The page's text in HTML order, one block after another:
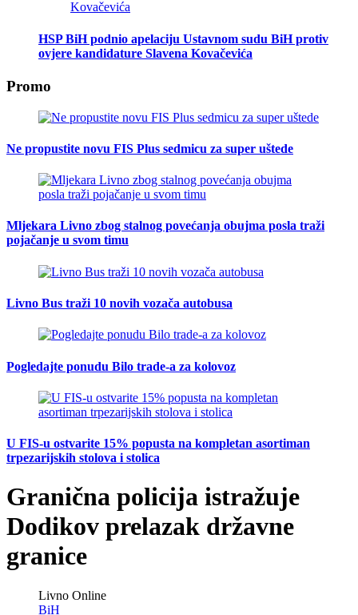
HSP BiH podnio apelaciju Ustavnom sudu BiH protiv
ovjere kandidature Slavena Kovačevića
Promo
Ne propustite novu FIS Plus sedmicu za super uštede
Mljekara Livno zbog stalnog povećanja obujma posla traži
pojačanje u svom timu
Livno Bus traži 10 novih vozača autobusa
Pogledajte ponudu Bilo trade-a za kolovoz
U FIS-u ostvarite 15% popusta na kompletan asortiman
trpezarijskih stolova i stolica
Granična policija istražuje
Dodikov prelazak državne
granice
Livno Online
BiH